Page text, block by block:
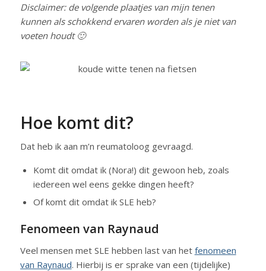
Disclaimer: de volgende plaatjes van mijn tenen
kunnen als schokkend ervaren worden als je niet van
voeten houdt 🙂
Hoe komt dit?
Dat heb ik aan m’n reumatoloog gevraagd.
Komt dit omdat ik (Nora!) dit gewoon heb, zoals
iedereen wel eens gekke dingen heeft?
Of komt dit omdat ik SLE heb?
Fenomeen van Raynaud
Veel mensen met SLE hebben last van het fenomeen
van Raynaud. Hierbij is er sprake van een (tijdelijke)